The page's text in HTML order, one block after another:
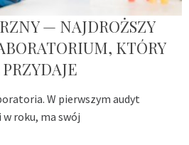
— NAJDROŻSZY
KTÓRY
W pierwszym audyt
roku, ma swój